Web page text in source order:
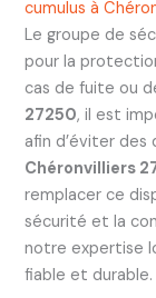
cumulus à
Le groupe de
pour la
cas de fuite ou
27250, il est
afin d’éviter des
Chéronvilliers
remplacer ce
sécurité et la
notre expertise
fiable et durable.